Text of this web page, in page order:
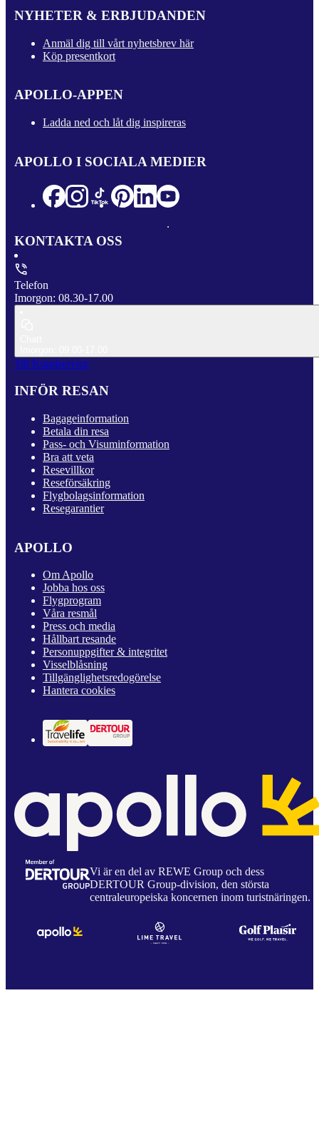
NYHETER & ERBJUDANDEN
Anmäl dig till vårt nyhetsbrev här
Köp presentkort
APOLLO-APPEN
Ladda ned och låt dig inspireras
APOLLO I SOCIALA MEDIER
KONTAKTA OSS
Telefon
Imorgon: 08.30-17.00
Till Kundservice
INFÖR RESAN
Bagageinformation
Betala din resa
Pass- och Visuminformation
Bra att veta
Resevillkor
Reseförsäkring
Flygbolagsinformation
Resegarantier
APOLLO
Om Apollo
Jobba hos oss
Flygprogram
Våra resmål
Press och media
Hållbart resande
Personuppgifter & integritet
Visselblåsning
Tillgänglighetsredogörelse
Hantera cookies
Vi är en del av REWE Group och dess
DERTOUR Group-division, den största
centraleuropeiska koncernen inom turistnäringen.